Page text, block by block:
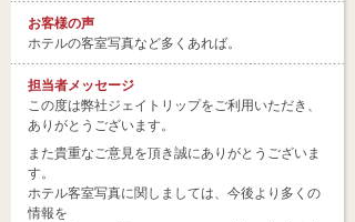
お客様の声
ホテルの客室写真など多くあれば。
担当者メッセージ
この度は弊社ジェイトリップをご利用いただき、
ありがとうございます。
また貴重なご意見を頂き誠にありがとうございま
す。
ホテル客室写真に関しましては、今後より多くの
情報を